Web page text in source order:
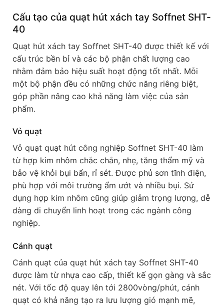
Cấu tạo của quạt hút xách tay Soffnet SHT-
40
Quạt hút xách tay Soffnet SHT-40 được thiết kế với
cấu trúc bền bỉ và các bộ phận chất lượng cao
nhằm đảm bảo hiệu suất hoạt động tốt nhất. Mỗi
một bộ phận đều có những chức năng riêng biệt,
góp phần nâng cao khả năng làm việc của sản
phẩm.
Vỏ quạt
Vỏ quạt quạt hút công nghiệp Soffnet SHT-40 làm
từ hợp kim nhôm chắc chắn, nhẹ, tăng thẩm mỹ và
bảo vệ khỏi bụi bẩn, rỉ sét. Được phủ sơn tĩnh điện,
phù hợp với môi trường ẩm ướt và nhiều bụi. Sử
dụng hợp kim nhôm cũng giúp giảm trọng lượng, dễ
dàng di chuyển linh hoạt trong các ngành công
nghiệp.
Cánh quạt
Cánh quạt của quạt hút xách tay Soffnet SHT-40
được làm từ nhựa cao cấp, thiết kế gọn gàng và sắc
nét. Với tốc độ quay lên tới 2800vòng/phút, cánh
quạt có khả năng tạo ra lưu lượng gió mạnh mẽ,